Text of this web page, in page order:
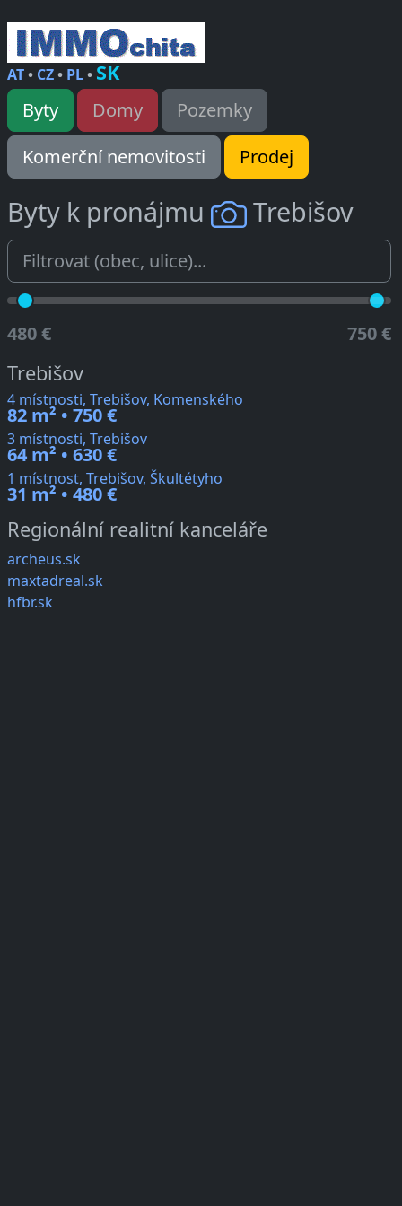
AT• CZ• PL• SK
Byty Domy
Pozemky
Komerční nemovitosti
Prodej
Byty k pronájmu Trebišov
480 € 750 €
Trebišov
4 místnosti, Trebišov, Komenského
82 m² • 750 €
3 místnosti, Trebišov
64 m² • 630 €
1 místnost, Trebišov, Škultétyho
31 m² • 480 €
Regionální realitní kanceláře
archeus.sk
maxtadreal.sk
hfbr.sk